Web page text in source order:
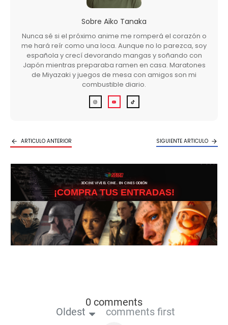
Sobre Aiko Tanaka
Nunca sé si el próximo anime me romperá el corazón o
me hará reír como una loca. Aunque no lo parezca, soy
española y crecí devorando mangas y soñando con
Japón mientras preparaba ramen en casa. Maratones
de Miyazaki y juegos de mesa con amigos son mi
combustible diario.
ARTICULO ANTERIOR SIGUIENTE ARTICULO
3DCINE VIVE EL CINE… EN CINES ODEÓN
¡COMPRA TUS ENTRADAS!
0 comments
Oldest comments first